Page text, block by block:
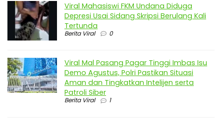
Viral Mahasiswi FKM Undana Diduga
Depresi Usai Sidang Skripsi Berulang Kali
Tertunda
Berita Viral 0
Viral Mal Pasang Pagar Tinggi Imbas Isu
Demo Agustus, Polri Pastikan Situasi
Aman dan Tingkatkan Intelijen serta
Patroli Siber
Berita Viral 1